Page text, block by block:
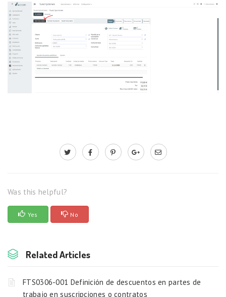
Was this helpful?
Yes No
Related Articles
FTS0306-001 Definición de descuentos en partes de
trabajo en suscripciones o contratos